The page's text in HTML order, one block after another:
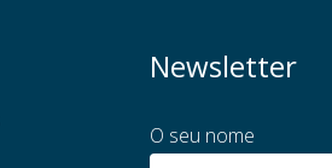
Newsletter
O seu nome